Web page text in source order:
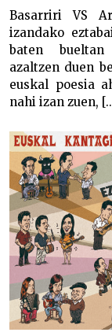
Basarriri VS
izandako
baten
azaltzen duen
euskal poesia
nahi izan zuen,